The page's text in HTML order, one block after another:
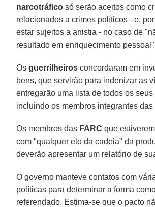
narcotráfico só serão aceitos como
relacionados a crimes políticos - e,
estar sujeitos a anistia - no caso de
resultado em enriquecimento
Osguerrilheiros concordaram em
bens, que servirão para indenizar as
entregarão uma lista de todos os seus
incluindo os membros integrantes das
Os membros das FARC que
com "qualquer elo da cadeia" da
deverão apresentar um relatório de
O governo manteve contatos com
políticas para determinar a forma
referendado. Estima-se que o pacto